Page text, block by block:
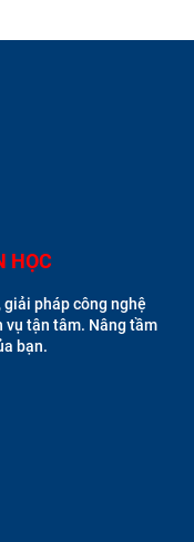
HỌC
giải pháp công nghệ
vụ tận tâm. Nâng tầm
bạn.